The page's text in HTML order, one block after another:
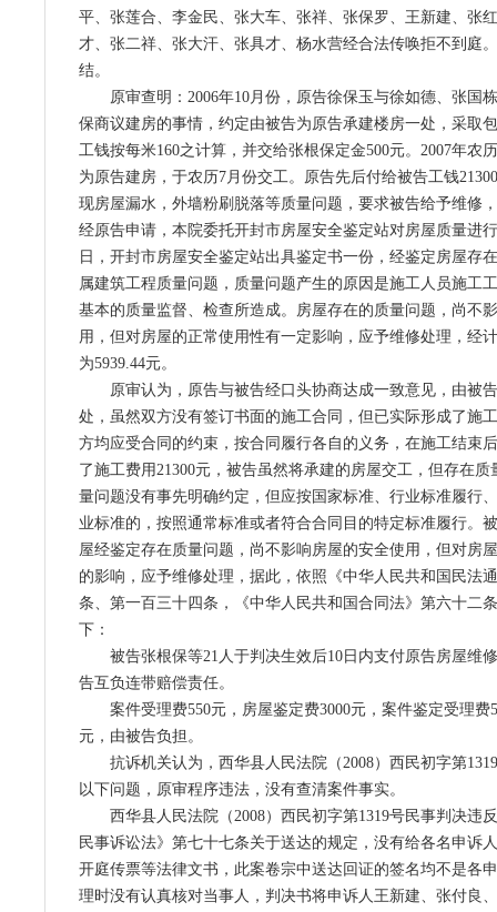
平、张莲合、李金民、张大车、张祥、张保罗、王新建、张
才、张二祥、张大汗、张具才、杨水营经合法传唤拒不到庭
结。
原审查明：2006年10月份，原告徐保玉与徐如德、张国
保商议建房的事情，约定由被告为原告承建楼房一处，采取
工钱按每米160之计算，并交给张根保定金500元。2007年农
为原告建房，于农历7月份交工。原告先后付给被告工钱
现房屋漏水，外墙粉刷脱落等质量问题，要求被告给予维修
经原告申请，本院委托开封市房屋安全鉴定站对房屋质量进
日，开封市房屋安全鉴定站出具鉴定书一份，经鉴定房屋存
属建筑工程质量问题，质量问题产生的原因是施工人员施工
基本的质量监督、检查所造成。房屋存在的质量问题，尚不
用，但对房屋的正常使用性有一定影响，应予维修处理，经
为5939.44元。
原审认为，原告与被告经口头协商达成一致意见，由被
处，虽然双方没有签订书面的施工合同，但已实际形成了施
方均应受合同的约束，按合同履行各自的义务，在施工结束
了施工费用21300元，被告虽然将承建的房屋交工，但存在
量问题没有事先明确约定，但应按国家标准、行业标准履行
业标准的，按照通常标准或者符合合同目的特定标准履行。
屋经鉴定存在质量问题，尚不影响房屋的安全使用，但对房
的影响，应予维修处理，据此，依照《中华人民共和国民法
条、第一百三十四条，《中华人民共和国合同法》第六十二
下：
被告张根保等21人于判决生效后10日内支付原告房屋维
告互负连带赔偿责任。
案件受理费550元，房屋鉴定费3000元，案件鉴定受理费
元，由被告负担。
抗诉机关认为，西华县人民法院（2008）西民初字第
以下问题，原审程序违法，没有查清案件事实。
西华县人民法院（2008）西民初字第1319号民事判决违
民事诉讼法》第七十七条关于送达的规定，没有给各名申诉
开庭传票等法律文书，此案卷宗中送达回证的签名均不是各
理时没有认真核对当事人，判决书将申诉人王新建、张付良